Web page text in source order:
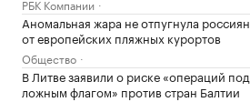
РБК Компании
Аномальная жара не отпугнула россиян
от европейских пляжных курортов
Общество
В Литве заявили о риске «операций под
ложным флагом» против стран Балтии